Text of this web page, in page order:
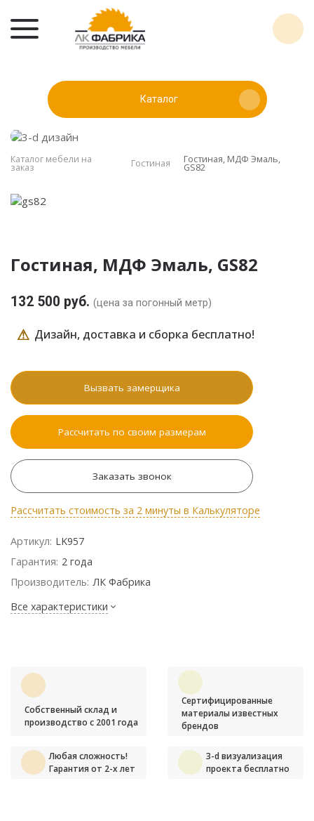
Каталог
Каталог мебели на
заказ Гостиная Гостиная, МДФ Эмаль,
GS82
Гостиная, МДФ Эмаль, GS82
132 500 руб. (цена за погонный метр)
⚠ Дизайн, доставка и сборка бесплатно!
Вызвать замерщика
Рассчитать по своим размерам
Заказать звонок
Рассчитать стоимость за 2 минуты в Калькуляторе
Артикул: LK957
Гарантия: 2 года
Производитель: ЛК Фабрика
Все характеристики
Собственный склад и
производство с 2001 года
Сертифицированные
материалы известных
брендов
Любая сложность!
Гарантия от 2-х лет
3-d визуализация
проекта бесплатно